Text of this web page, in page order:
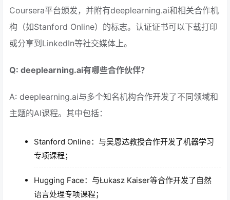
Coursera平台颁发，并附有deeplearning.ai和相关合作机
构（如Stanford Online）的标志。认证证书可以下载打印
或分享到LinkedIn等社交媒体上。
Q: deeplearning.ai有哪些合作伙伴？
A: deeplearning.ai与多个知名机构合作开发了不同领域和
主题的AI课程。其中包括：
Stanford Online：与吴恩达教授合作开发了机器学习
专项课程；
Hugging Face：与Łukasz Kaiser等合作开发了自然
语言处理专项课程；